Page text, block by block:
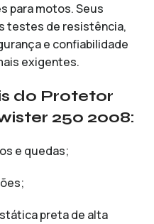
para motos. Seus
testes de resistência,
e confiabilidade
exigentes.
do Protetor
250 2008:
e quedas;
preta de alta